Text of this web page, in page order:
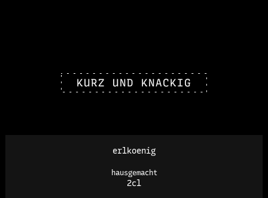
KURZ UND KNACKIG
erlkoenig
hausgemacht
2cl